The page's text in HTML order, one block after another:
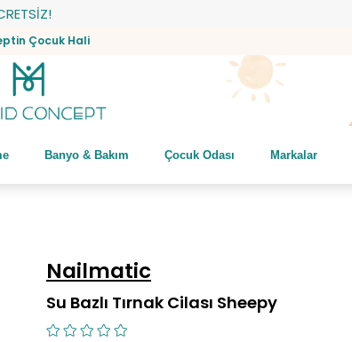
Çocuk Hali
Banyo & Bakım Çocuk Odası Markalar
Nailmatic
Su Bazlı Tırnak Cilası Sheepy